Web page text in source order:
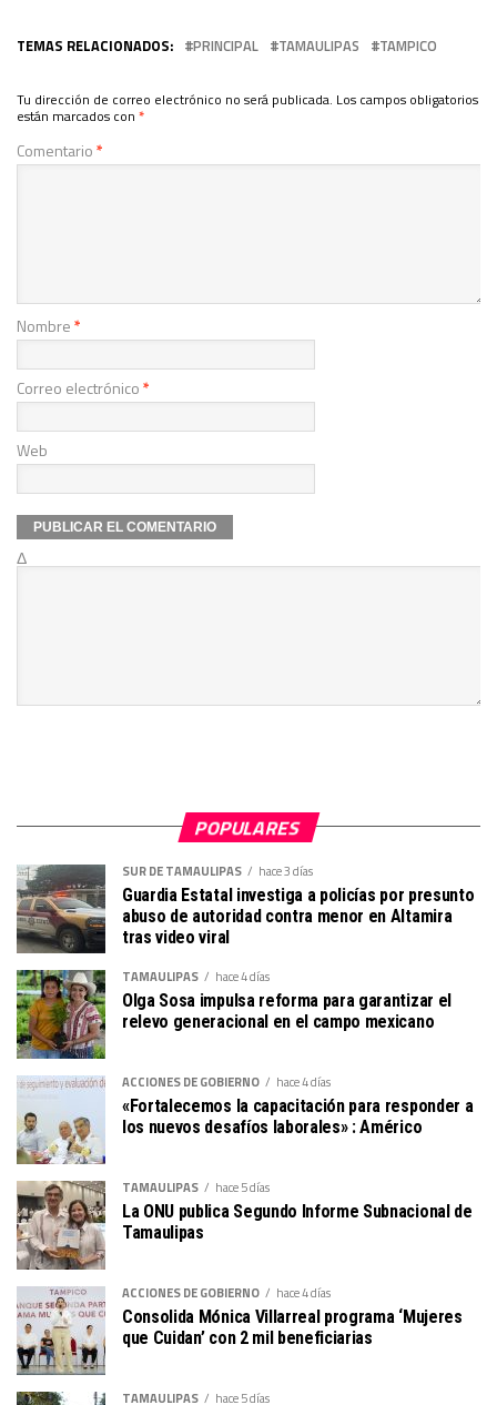
TEMAS RELACIONADOS: PRINCIPAL TAMAULIPAS TAMPICO
Tu dirección de correo electrónico no será publicada. Los campos obligatorios
están marcados con *
Comentario*
Nombre*
Correo electrónico*
Web
Δ
POPULARES
SUR DE TAMAULIPAS hace 3 días
Guardia Estatal investiga a policías por presunto
abuso de autoridad contra menor en Altamira
tras video viral
TAMAULIPAS hace 4 días
Olga Sosa impulsa reforma para garantizar el
relevo generacional en el campo mexicano
ACCIONES DE GOBIERNO hace 4 días
«Fortalecemos la capacitación para responder a
los nuevos desafíos laborales» : Américo
TAMAULIPAS hace 5 días
La ONU publica Segundo Informe Subnacional de
Tamaulipas
ACCIONES DE GOBIERNO hace 4 días
Consolida Mónica Villarreal programa ‘Mujeres
que Cuidan’ con 2 mil beneficiarias
TAMAULIPAS hace 5 días